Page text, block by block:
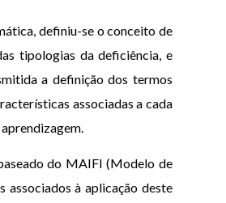
definiu-se o conceito de
tipologias da deficiência, e
a definição dos termos
associadas a cada
do MAIFI (Modelo de
associados à aplicação deste